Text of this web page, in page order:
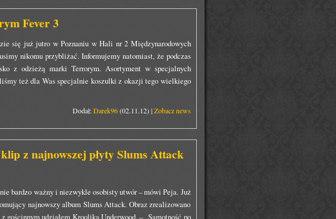
Fever 3
się już jutro w Poznaniu w Hali nr 2 Międzynarodowych
nikomu przybliżać. Informujemy natomiast, że podczas
z odzieżą marki Terrorym. Asortyment w specjalnych
też dla Was specjalnie koszulki z okazji tego wielkiego
Dodał:Darek96(02.11.12) |Zobacz news
z najnowszej płyty Slums Attack
bardzo ważny i niezwykle osobisty utwór – mówi Peja. Już
najnowszy album Slums Attack. Obraz zrealizowano
gościnnym udziałem Kroolika Underwood. – „Samotność po